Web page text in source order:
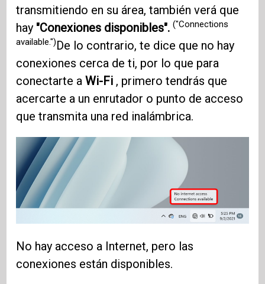
transmitiendo en su área, también verá que
hay "Conexiones disponibles".("Connections
available.")De lo contrario, te dice que no hay
conexiones cerca de ti, por lo que para
conectarte aWi-Fi , primero tendrás que
acercarte a un enrutador o punto de acceso
que transmita una red inalámbrica.
No hay acceso a Internet, pero las
conexiones están disponibles.